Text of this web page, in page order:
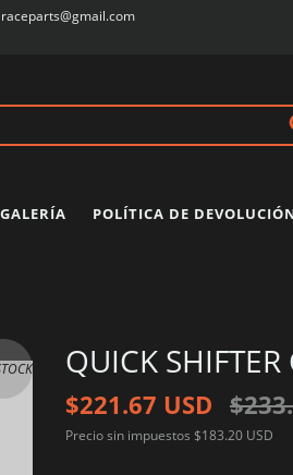
GALERÍA POLÍTICA DE
QUICK
$221.67 USD
Precio sin impuestos $183.20 USD